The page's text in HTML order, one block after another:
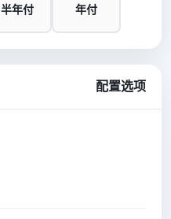
半年付 年付
配置选项